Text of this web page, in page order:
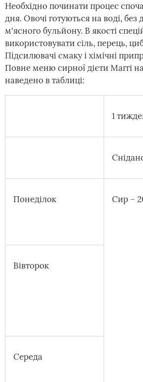
Необхідно починати процес
дня. Овочі готуються на воді, без
м'ясного бульйону. В якості
використовувати сіль, перець,
Підсилювачі смаку і хімічні
Повне меню сирної дієти Маггі
наведено в таблиці:
1
Понеділок Сир –
Вівторок
Середа